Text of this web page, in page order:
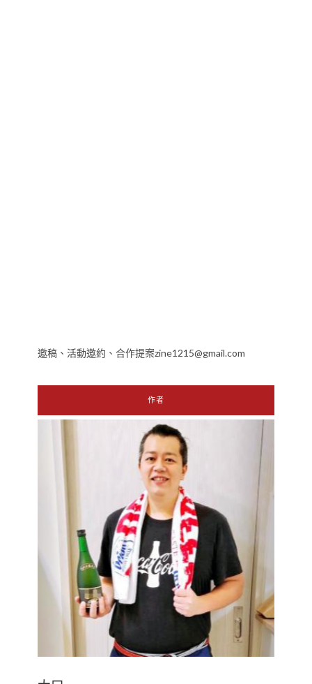
邀稿、活動邀約、合作提案zine1215@gmail.com
作者